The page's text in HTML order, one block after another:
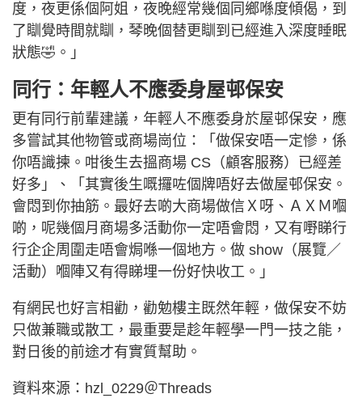
度，夜更係個阿姐，夜晚經常幾個同鄉喺度傾偈，到
了瞓覺時間就瞓，琴晚個替更瞓到已經進入深度睡眠
狀態🤣。」
同行：年輕人不應委身屋邨保安
更有同行前輩建議，年輕人不應委身於屋邨保安，應
多嘗試其他物管或商場崗位：「做保安唔一定慘，係
你唔識揀。咁後生去搵商場 CS（顧客服務）已經差
好多」、「其實後生嘅攞咗個牌唔好去做屋邨保安。
會悶到你抽筋。最好去啲大商場做信Ｘ呀、ＡＸＭ嗰
啲，呢幾個月商場多活動你一定唔會悶，又有嘢睇行
行企企周圍走唔會焗喺一個地方。做 show（展覽／
活動）嗰陣又有得睇埋一份好快收工。」
有網民也好言相勸，勸勉樓主既然年輕，做保安不妨
只做兼職或散工，最重要是趁年輕學一門一技之能，
對日後的前途才有實質幫助。
資料來源：hzl_0229＠Threads